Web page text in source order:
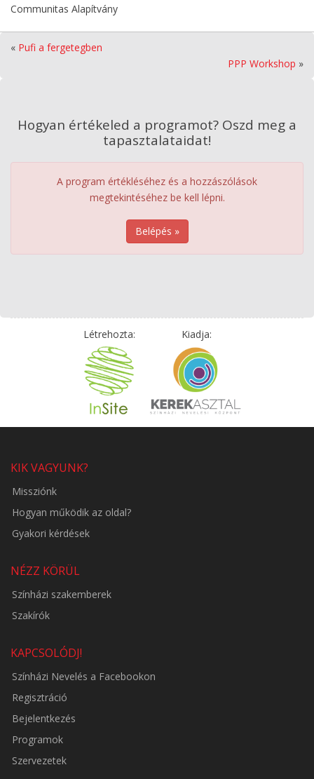
Communitas Alapítvány
« Pufi a fergetegben
PPP Workshop »
Hogyan értékeled a programot? Oszd meg a
tapasztalataidat!
A program értékléséhez és a hozzászólások
megtekintéséhez be kell lépni.
Belépés »
Létrehozta: Kiadja:
KIK VAGYUNK?
Missziónk
Hogyan működik az oldal?
Gyakori kérdések
NÉZZ KÖRÜL
Színházi szakemberek
Szakírók
KAPCSOLÓDJ!
Színházi Nevelés a Facebookon
Regisztráció
Bejelentkezés
Programok
Szervezetek